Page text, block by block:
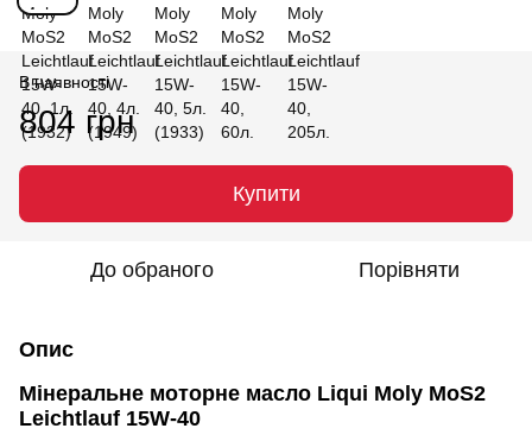
В наявності
804 грн
Купити
До обраного Порівняти
Опис
Мінеральне моторне масло Liqui Moly MoS2
Leichtlauf 15W-40